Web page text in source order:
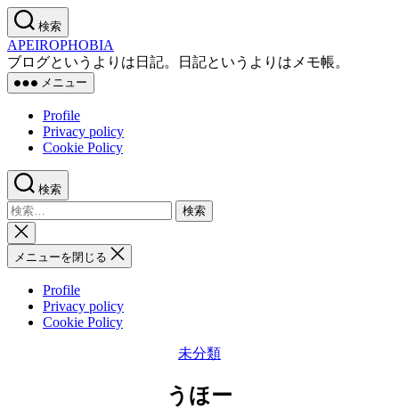
コ
ン
テ
ン
ツ
プ
検索
APEIROPHOBIA
ブログというよりは日記。日記というよりはメモ帳。
メニュー
Profile
Privacy policy
Cookie Policy
検索
検
索
対
象:
検
索
を
メニューを閉じる
Profile
Privacy policy
Cookie Policy
カ
ゴ
未分類
うほー